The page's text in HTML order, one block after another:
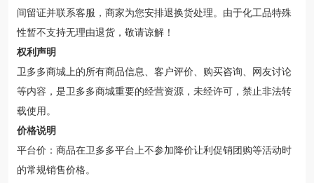
间留证并联系客服，商家为您安排退换货处理。由于化工品特殊
性暂不支持无理由退货，敬请谅解！
权利声明
卫多多商城上的所有商品信息、客户评价、购买咨询、网友讨论
等内容，是卫多多商城重要的经营资源，未经许可，禁止非法转
载使用。
价格说明
平台价：商品在卫多多平台上不参加降价让利促销团购等活动时
的常规销售价格。